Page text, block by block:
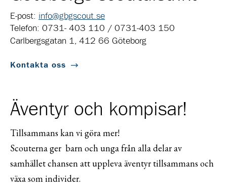
E-post: info@gbgscout.se
Telefon: 0731- 403 110 / 0731-403 150
Carlbergsgatan 1, 412 66 Göteborg
Kontakta oss
Äventyr och kompisar!
Tillsammans kan vi göra mer!
Scouterna ger barn och unga från alla delar av
samhället chansen att uppleva äventyr tillsammans och
växa som individer.